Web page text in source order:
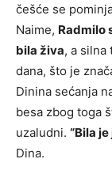
češće se
Naime, Radmilo
bila živa, a silna
dana, što je
Dinina sećanja
besa zbog toga
uzaludni. “Bila
Dina.